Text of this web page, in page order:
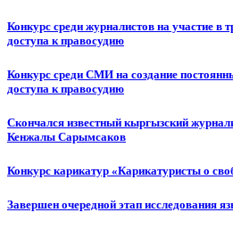
Конкурс среди журналистов на участие в
доступа к правосудию
Конкурс среди СМИ на создание
доступа к правосудию
Скончался известный кыргызский
Кенжалы Сарымсаков
Конкурс карикатур «Карикатуристы о
Завершен очередной этап исследования